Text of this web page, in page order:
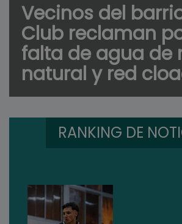
Vecinos del
Club reclaman
falta de agua de
natural y red
RANKING DE